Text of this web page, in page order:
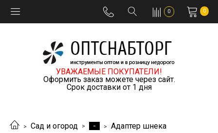
0 0
УВАЖАЕМЫЕ ПОКУПАТЕЛИ!
Оформить заказ можете через сайт.
Срок доставки от 1 дня
Сад и огород - Адаптер шнека